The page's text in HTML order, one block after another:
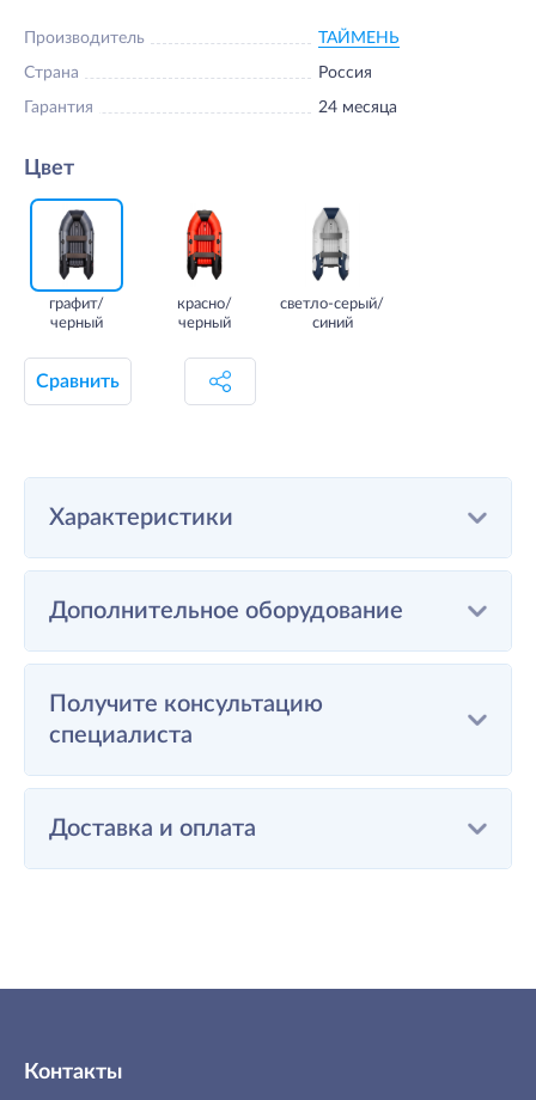
Производитель ТАЙМЕНЬ
Страна Россия
Гарантия 24 месяца
Цвет
графит/
черный
красно/
черный
светло-серый/
синий
Сравнить
Характеристики
Дополнительное оборудование
Получите консультацию
специалиста
Доставка и оплата
Контакты